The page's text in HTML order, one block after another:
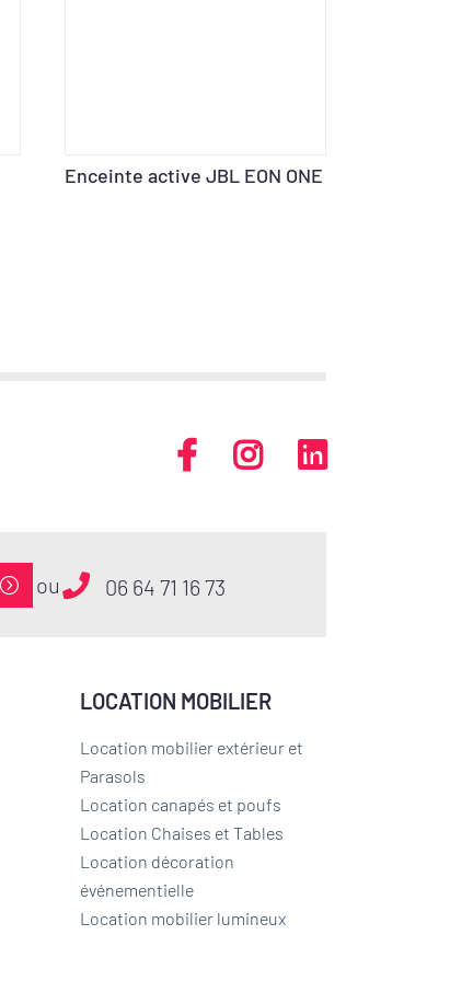
Enceinte active JBL EON ONE
ou 06 64 71 16 73
LOCATION MOBILIER
Location mobilier extérieur et
Parasols
Location canapés et poufs
Location Chaises et Tables
Location décoration
événementielle
Location mobilier lumineux